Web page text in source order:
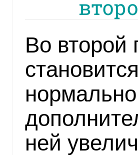
Во второй
ней